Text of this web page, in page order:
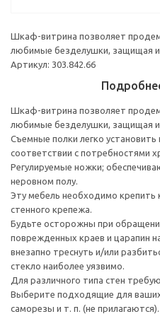
Шкаф-витрина позволяет
любимые безделушки, защищая
Артикул: 303.842.66
Шкаф-витрина позволяет
любимые безделушки, защищая
Съемные полки легко установить
соответствии с потребностями
Регулируемые ножки;
неровном полу.
Эту мебель необходимо крепить
стенного крепежа.
Будьте осторожны при
поврежденных краев и царапин
внезапно треснуть и/или
стекло наиболее уязвимо.
Для различного типа стен
Выберите подходящие для
саморезы и т. п. (не прилагаются).